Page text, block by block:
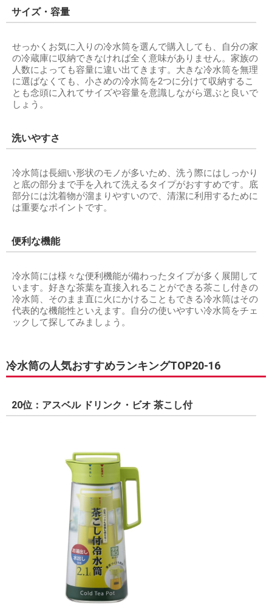
サイズ・容量
せっかくお気に入りの冷水筒を選んで購入しても、自分の家
の冷蔵庫に収納できなければ全く意味がありません。家族の
人数によっても容量に違い出てきます。大きな冷水筒を無理
に選ばなくても、小さめの冷水筒を2つに分けて収納するこ
とも念頭に入れてサイズや容量を意識しながら選ぶと良いで
しょう。
洗いやすさ
冷水筒は長細い形状のモノが多いため、洗う際にはしっかり
と底の部分まで手を入れて洗えるタイプがおすすめです。底
部分には沈着物が溜まりやすいので、清潔に利用するために
は重要なポイントです。
便利な機能
冷水筒には様々な便利機能が備わったタイプが多く展開して
います。好きな茶葉を直接入れることができる茶こし付きの
冷水筒、そのまま直に火にかけることもできる冷水筒はその
代表的な機能性といえます。自分の使いやすい冷水筒をチェ
ックして探してみましょう。
冷水筒の人気おすすめランキングTOP20-16
20位：アスベル ドリンク・ビオ 茶こし付